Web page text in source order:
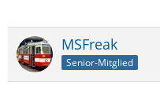
MSFreak
Senior-Mitglied